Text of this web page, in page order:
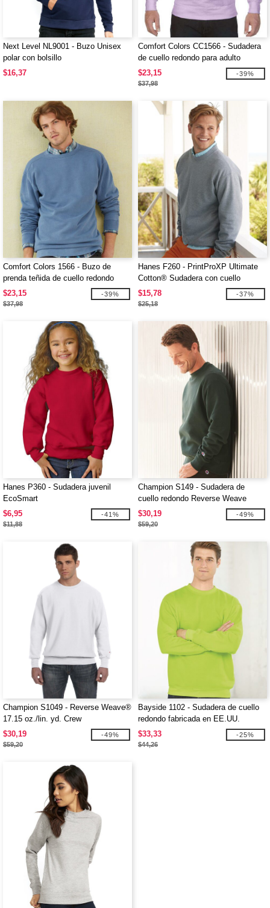
Next Level NL9001 - Buzo Unisex
polar con bolsillo
$16,37
Comfort Colors CC1566 - Sudadera
de cuello redondo para adulto
$23,15
$37,98
-39%
Comfort Colors 1566 - Buzo de
prenda teñida de cuello redondo
$23,15
$37,98
-39%
Hanes F260 - PrintProXP Ultimate
Cotton® Sudadera con cuello
redondo
$15,78
$25,18
-37%
Hanes P360 - Sudadera juvenil
EcoSmart
$6,95
$11,88
-41%
Champion S149 - Sudadera de
cuello redondo Reverse Weave
$30,19
$59,20
-49%
Champion S1049 - Reverse Weave®
17.15 oz./lin. yd. Crew
$30,19
$59,20
-49%
Bayside 1102 - Sudadera de cuello
redondo fabricada en EE.UU.
$33,33
$44,26
-25%